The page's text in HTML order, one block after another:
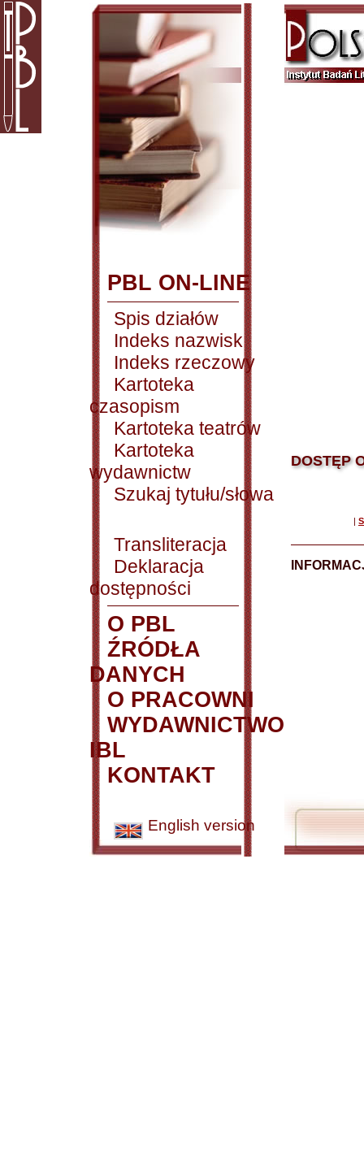
PBL ON-LINE
Spis działów
Indeks nazwisk
Indeks rzeczowy
Kartoteka
czasopism
Kartoteka teatrów
Kartoteka
wydawnictw
Szukaj tytułu/słowa
Transliteracja
Deklaracja
dostępności
O PBL
ŹRÓDŁA
DANYCH
O PRACOWNI
WYDAWNICTWO
IBL
KONTAKT
English version
DOSTĘP
|